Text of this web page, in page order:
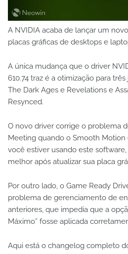
A NVIDIA acaba de lançar um
placas gráficas de desktops e
A única mudança que o driver
610.74 traz é a otimização para
The Dark Ages e Revelations e
Resynced.
O novo driver corrige o problema
Meeting quando o Smooth Motion
você estiver usando este
melhor após atualizar sua placa
Por outro lado, o Game Ready
problema de gerenciamento de
anteriores, que impedia que a
Máximo” fosse aplicada
Aqui está o changelog completo